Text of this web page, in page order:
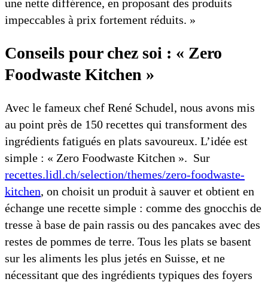
une nette différence, en proposant des produits
impeccables à prix fortement réduits. »
Conseils pour chez soi : « Zero
Foodwaste Kitchen »
Avec le fameux chef René Schudel, nous avons mis
au point près de 150 recettes qui transforment des
ingrédients fatigués en plats savoureux. L’idée est
simple : « Zero Foodwaste Kitchen ». Sur
recettes.lidl.ch/selection/themes/zero-foodwaste-
kitchen, on choisit un produit à sauver et obtient en
échange une recette simple : comme des gnocchis de
tresse à base de pain rassis ou des pancakes avec des
restes de pommes de terre. Tous les plats se basent
sur les aliments les plus jetés en Suisse, et ne
nécessitant que des ingrédients typiques des foyers